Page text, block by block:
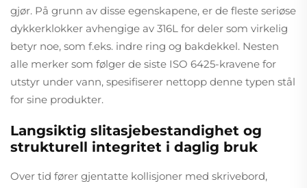
gjør. På grunn av disse egenskapene, er de fleste seriøse
dykkerklokker avhengige av 316L for deler som virkelig
betyr noe, som f.eks. indre ring og bakdekkel. Nesten
alle merker som følger de siste ISO 6425-kravene for
utstyr under vann, spesifiserer nettopp denne typen stål
for sine produkter.
Langsiktig slitasjebestandighet og
strukturell integritet i daglig bruk
Over tid fører gjentatte kollisjoner med skrivebord,